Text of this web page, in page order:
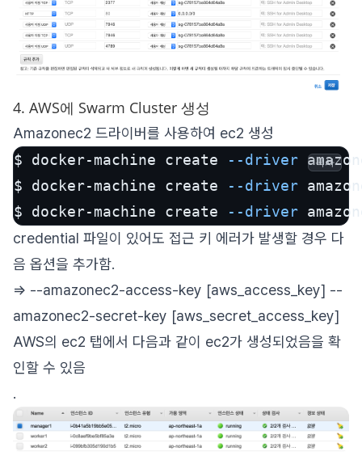
4. AWS에 Swarm Cluster 생성
Amazonec2 드라이버를 사용하여 ec2 생성
$ docker-machine create
--driver
$ docker-machine create
--driver
$ docker-machine create
--driver
복사
credential 파일이 있어도 접근 키 에러가 발생할 경우 다
음 옵션을 추가함.
=> --amazonec2-access-key [aws_access_key] --
amazonec2-secret-key [aws_secret_access_key]
AWS의 ec2 탭에서 다음과 같이 ec2가 생성되었음을 확
인할 수 있음
.